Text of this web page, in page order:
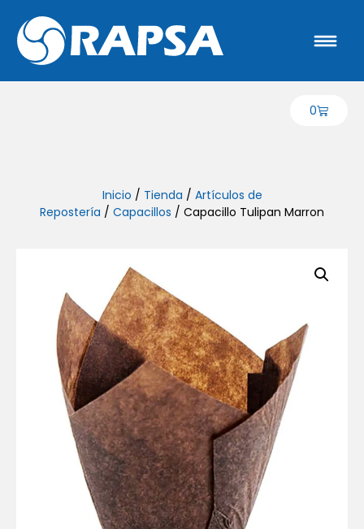
0
Inicio / Tienda / Artículos de
Repostería / Capacillos / Capacillo Tulipan Marron